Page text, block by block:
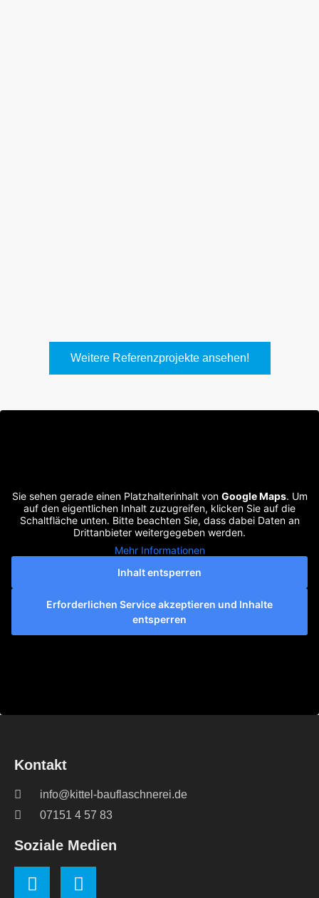
Weitere Referenzprojekte ansehen!
Sie sehen gerade einen Platzhalterinhalt von Google Maps. Um
auf den eigentlichen Inhalt zuzugreifen, klicken Sie auf die
Schaltfläche unten. Bitte beachten Sie, dass dabei Daten an
Drittanbieter weitergegeben werden.
Mehr Informationen
Inhalt entsperren
Erforderlichen Service akzeptieren und Inhalte
entsperren
Kontakt
info@kittel-bauflaschnerei.de
07151 4 57 83
Soziale Medien